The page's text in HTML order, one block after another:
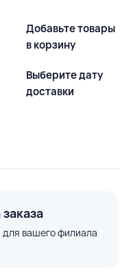
Добавьте товары
в корзину
Выберите дату
доставки
вашего филиала